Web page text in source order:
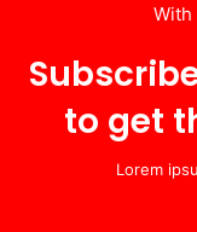
With
to get
Lorem